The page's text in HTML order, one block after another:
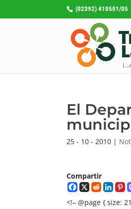
(02392) 410501/05
El
25 - 10 - 2010 |
Compartir
<!– @page { size: